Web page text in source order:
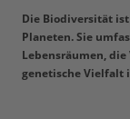
Die Biodiversität
Planeten. Sie
Lebensräumen,
genetische Vielfalt